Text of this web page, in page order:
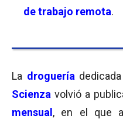
de trabajo remota.
La droguería
Scienza volvió a
mensual , en el que